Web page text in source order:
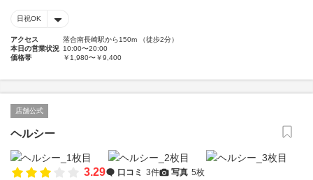
日祝OK
アクセス
落合南長崎駅から150m （徒歩2分）
本日の営業状況 10:00〜20:00
価格帯
￥1,980〜￥9,400
店舗公式
ヘルシー
3.29 口コミ 3件 写真 5枚